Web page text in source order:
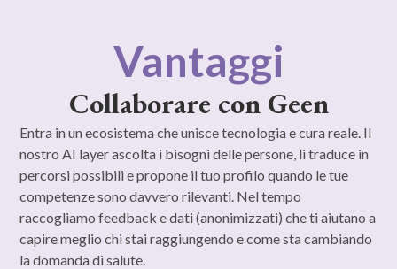
Vantaggi
Collaborare con Geen
Entra in un ecosistema che unisce tecnologia e cura reale. Il
nostro AI layer ascolta i bisogni delle persone, li traduce in
percorsi possibili e propone il tuo profilo quando le tue
competenze sono davvero rilevanti. Nel tempo
raccogliamo feedback e dati (anonimizzati) che ti aiutano a
capire meglio chi stai raggiungendo e come sta cambiando
la domanda di salute.